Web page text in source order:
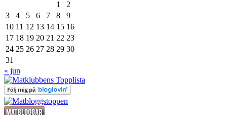
1
2
3
4 5 6 7 8
9
10 11 12 13 14 15 16
17 18 19 20 21 22 23
24 25 26 27 28 29 30
31
« jun